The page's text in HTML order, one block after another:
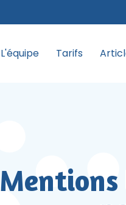
L'équipe Tarifs
Mentions